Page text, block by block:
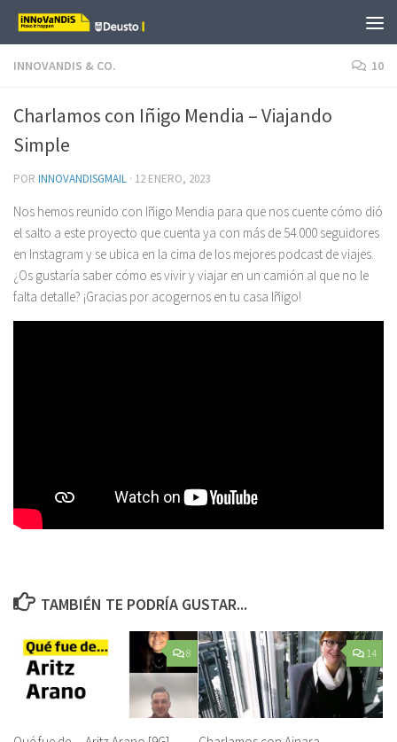
Saltar al contenido
INNOVANDIS & CO. 10
Charlamos con Iñigo Mendia – Viajando
Simple
POR INNOVANDISGMAIL · 12 ENERO, 2023
Nos hemos reunido con Iñigo Mendia para que nos cuente cómo dió
el salto a este proyecto que cuenta ya con más de 54.000 seguidores
en Instagram y se ubica en la cima de los mejores podcast de viajes.
¿Os gustaría saber cómo es vivir y viajar en un camión al que no le
falta detalle? ¡Gracias por acogernos en tu casa Iñigo!
TAMBIÉN TE PODRÍA GUSTAR...
8 14